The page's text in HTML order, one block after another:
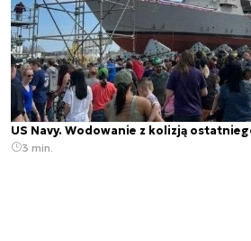
US Navy. Wodowanie z kolizją
3 min.